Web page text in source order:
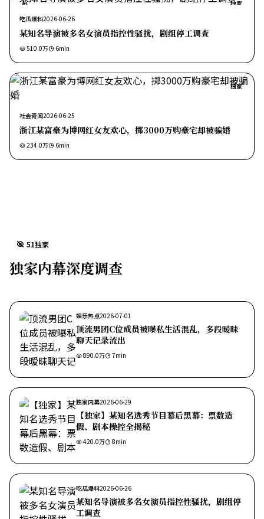
热
独家
吃瓜爆料2026-06-26
某知名导演被多名女演员指控性骚扰，剧组停工调查
510.0万 6min
独家
社会奇闻2026-06-25
浙江某富豪为博网红女友欢心，掷3000万购豪宅却被骗婚
234.0万 6min
51独家
独家内幕深度调查
娱乐热点2026-07-01
顶流男团C位成员被曝私生活混乱，多段暧昧
聊天记录流出
890.0万 7min
独家内幕2026-06-29
【独家】某知名选秀节目幕后黑幕：票数造
假、剧本操控全揭秘
420.0万 8min
吃瓜爆料2026-06-26
某知名导演被多名女演员指控性骚扰，剧组停
工调查